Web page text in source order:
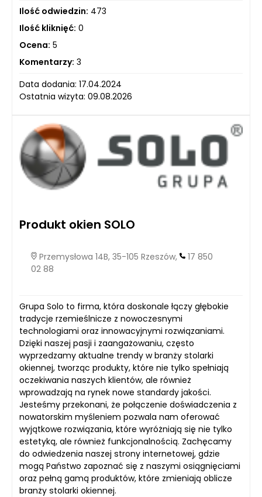
Ilość odwiedzin: 473
Ilość kliknięć: 0
Ocena: 5
Komentarzy: 3
Data dodania: 17.04.2024
Ostatnia wizyta: 09.08.2026
Produkt okien SOLO
Przemysłowa 14B, 35-105 Rzeszów,
17 850
02 88
Grupa Solo to firma, która doskonale łączy głębokie
tradycje rzemieślnicze z nowoczesnymi
technologiami oraz innowacyjnymi rozwiązaniami.
Dzięki naszej pasji i zaangażowaniu, często
wyprzedzamy aktualne trendy w branży stolarki
okiennej, tworząc produkty, które nie tylko spełniają
oczekiwania naszych klientów, ale również
wprowadzają na rynek nowe standardy jakości.
Jesteśmy przekonani, że połączenie doświadczenia z
nowatorskim myśleniem pozwala nam oferować
wyjątkowe rozwiązania, które wyróżniają się nie tylko
estetyką, ale również funkcjonalnością. Zachęcamy
do odwiedzenia naszej strony internetowej, gdzie
mogą Państwo zapoznać się z naszymi osiągnięciami
oraz pełną gamą produktów, które zmieniają oblicze
branży stolarki okiennej.